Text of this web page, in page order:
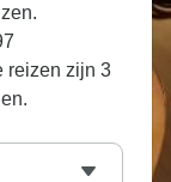
reizen zijn 3